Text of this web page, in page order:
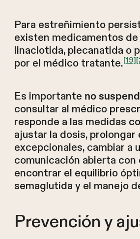
Para estreñimiento
existen medicamentos
linaclotida, plecanatida o
por el médico tratante.[19]
Es importante no
consultar al médico
responde a las medidas
ajustar la dosis,
excepcionales, cambiar
comunicación abierta con
encontrar el equilibrio
semaglutida y el manejo
Prevención y